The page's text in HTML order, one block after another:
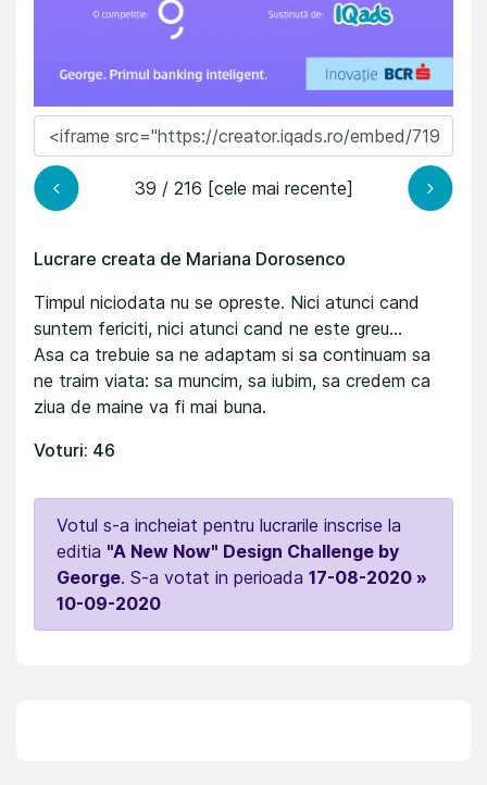
39 / 216 [cele mai recente]
Lucrare creata de Mariana Dorosenco
Timpul niciodata nu se opreste. Nici atunci cand
suntem fericiti, nici atunci cand ne este greu...
Asa ca trebuie sa ne adaptam si sa continuam sa
ne traim viata: sa muncim, sa iubim, sa credem ca
ziua de maine va fi mai buna.
Voturi: 46
Votul s-a incheiat pentru lucrarile inscrise la
editia "A New Now" Design Challenge by
George. S-a votat in perioada 17-08-2020 »
10-09-2020